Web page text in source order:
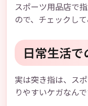
スポーツ用品店で
ので、チェックし
日常生活
実は突き指は、ス
りやすいケガなんで